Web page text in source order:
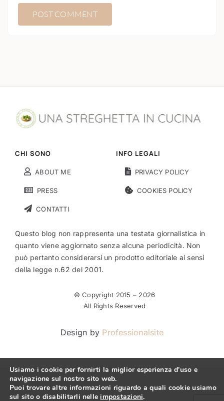
CHI SONO
ABOUT ME
PRESS
CONTATTI
INFO LEGALI
PRIVACY POLICY
COOKIES POLICY
Questo blog non rappresenta una testata giornalistica in
quanto viene aggiornato senza alcuna periodicità. Non
può pertanto considerarsi un prodotto editoriale ai sensi
della legge n.62 del 2001.
© Copyright 2015 – 2026
All Rights Reserved
Design by Professionalsite
Usiamo i cookie per fornirti la miglior esperienza d'uso e
navigazione sul nostro sito web.
Puoi trovare altre informazioni riguardo a quali cookie usiamo
sul sito o disabilitarli nelleimpostazioni.